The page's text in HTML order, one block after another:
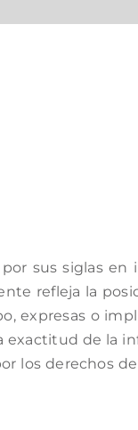
sus siglas en
refleja la
expresas o
exactitud de la
los derechos